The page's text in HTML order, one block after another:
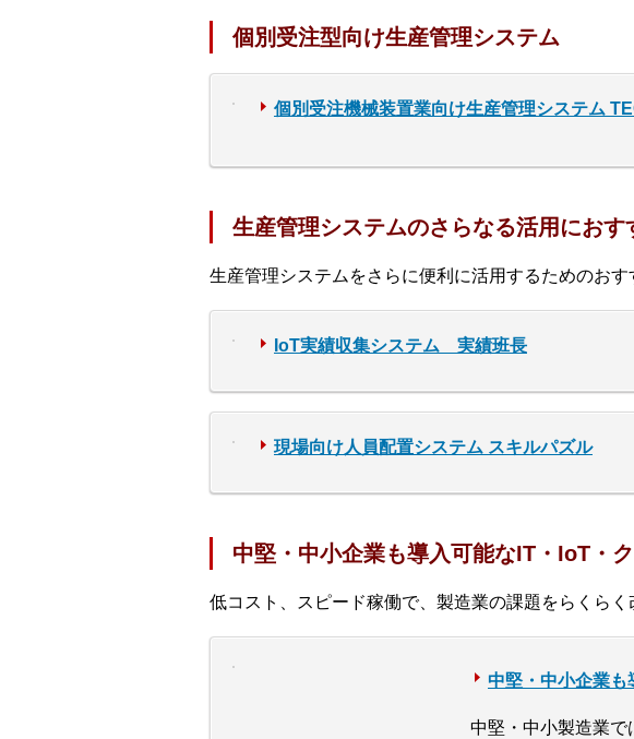
個別受注型向け生産管理システム
個別受注機械装置業向け生産管理システム
生産管理システムのさらなる活用にお
生産管理システムをさらに便利に活用するためのおす
IoT実績収集システム 実績班長
現場向け人員配置システム スキルパズル
中堅・中小企業も導入可能なIT・IoT・
低コスト、スピード稼働で、製造業の課題をらくら
中堅・中小企業も
中堅・中小製造業で